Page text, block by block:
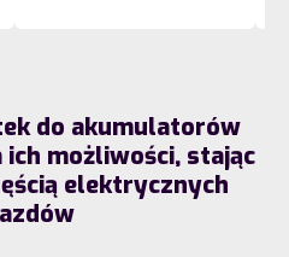
do akumulatorów
ich możliwości, stając
elektrycznych